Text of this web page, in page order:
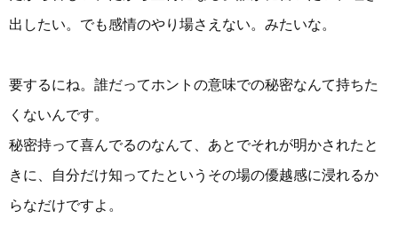
出したい。でも感情のやり場さえない。みたいな。
要するにね。誰だってホントの意味での秘密なんて持ちた
くないんです。
秘密持って喜んでるのなんて、あとでそれが明かされたと
きに、自分だけ知ってたというその場の優越感に浸れるか
らなだけですよ。